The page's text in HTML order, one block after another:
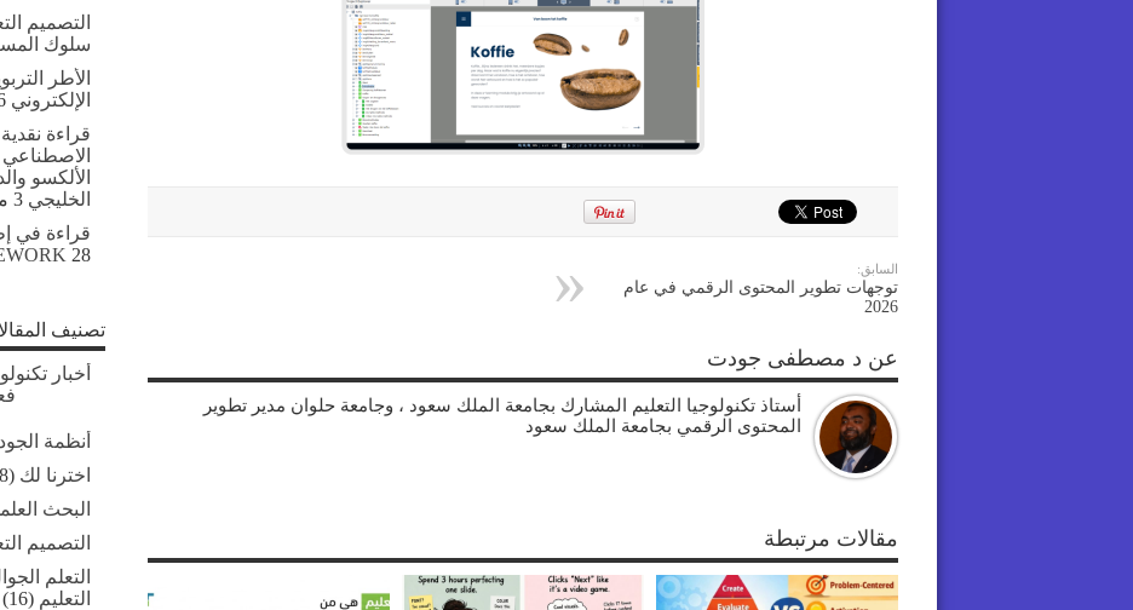
السابق:
توجهات تطوير المحتوى الرقمي في عام
2026
عن د مصطفى جودت
أستاذ تكنولوجيا التعليم المشارك بجامعة الملك سعود ، وجامعة حلوان مدير تطوير
المحتوى الرقمي بجامعة الملك سعود
مقالات مرتبطة
التصميم
سلوك
الأطر
الإلكتروني 6
قراءة
الألكسو
الخليجي 3 مايو, 2026
قراءة في
28 أبريل, 2026
تصنيف
أخبار
أنظمة
اخترنا لك (158)
البحث
التصميم
التعلم
التعليم (16)